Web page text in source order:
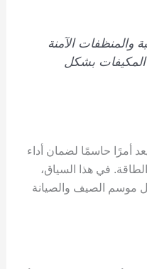
والمنظفات الآمنة
المكيفات بشكل
أمرًا حاسمًا لضمان أداء
في هذا السياق،
موسم الصيف والصيانة